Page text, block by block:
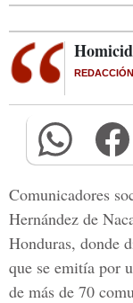
Comunicadores
Hernández de
Honduras, donde
que se emitía por
de más de 70